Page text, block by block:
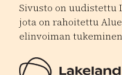
Sivusto on uudistettu
jota on rahoitettu
elinvoiman